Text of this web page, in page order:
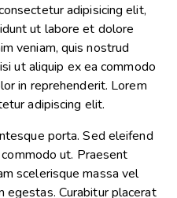
adipisicing elit,
ut labore et dolore
veniam, quis nostrud
ut aliquip ex ea commodo
in reprehenderit. Lorem
adipiscing elit.
porta. Sed eleifend
ut. Praesent
scelerisque massa vel
egestas. Curabitur placerat